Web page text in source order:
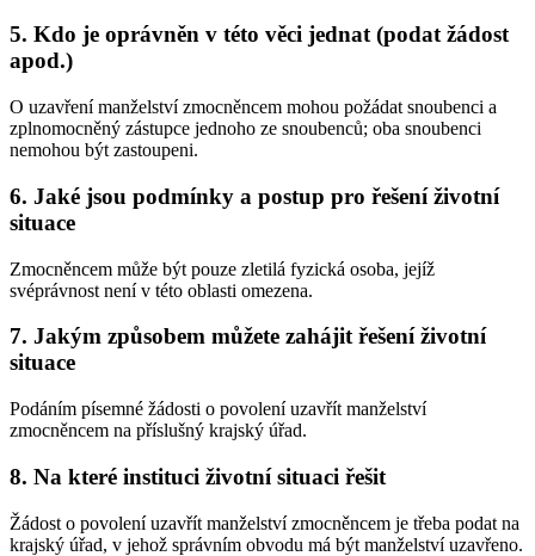
5. Kdo je oprávněn v této věci jednat (podat žádost
apod.)
O uzavření manželství zmocněncem mohou požádat snoubenci a
zplnomocněný zástupce jednoho ze snoubenců; oba snoubenci
nemohou být zastoupeni.
6. Jaké jsou podmínky a postup pro řešení životní
situace
Zmocněncem může být pouze zletilá fyzická osoba, jejíž
svéprávnost není v této oblasti omezena.
7. Jakým způsobem můžete zahájit řešení životní
situace
Podáním písemné žádosti o povolení uzavřít manželství
zmocněncem na příslušný krajský úřad.
8. Na které instituci životní situaci řešit
Žádost o povolení uzavřít manželství zmocněncem je třeba podat na
krajský úřad, v jehož správním obvodu má být manželství uzavřeno.